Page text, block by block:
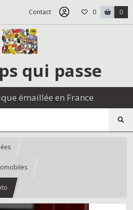
Contact 0 0
qui passe
émaillée en France